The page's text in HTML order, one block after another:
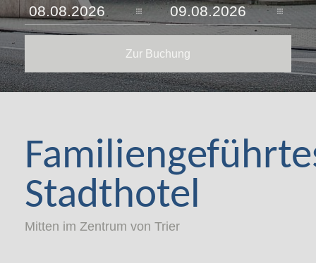
Zur Buchung
Stadthotel
Mitten im Zentrum von Trier